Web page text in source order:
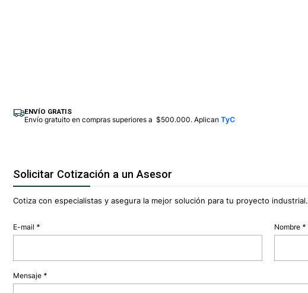
ENVÍO GRATIS
Envío gratuito en compras superiores a $500.000. Aplican TyC
Solicitar Cotización a un Asesor
Cotiza con especialistas y asegura la mejor solución para tu proyecto industrial.
E-mail * Nombre *
Mensaje *